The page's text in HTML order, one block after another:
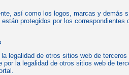
así como los logos, marcas y demás
protegidos por los correspondientes
legalidad de otros sitios web de
la legalidad de otros sitios web de